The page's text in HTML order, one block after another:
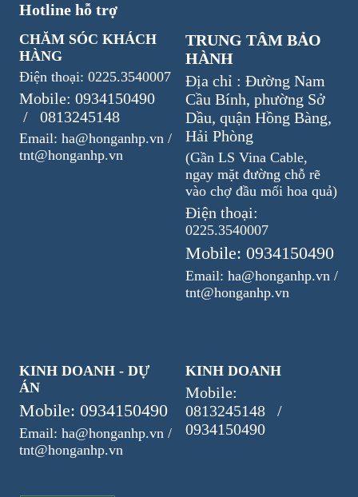
Hotline hỗ trợ
CHĂM SÓC KHÁCH
HÀNG
Điện thoại: 0225.3540007
Mobile: 0934150490
/ 0813245148
Email: ha@honganhp.vn /
tnt@honganhp.vn
TRUNG TÂM BẢO
HÀNH
Địa chỉ : Đường Nam
Cầu Bính, phường Sở
Dầu, quận Hồng Bàng,
Hải Phòng
(Gần LS Vina Cable,
ngay mặt đường chỗ rẽ
vào chợ đầu mối hoa quả)
Điện thoại:
0225.3540007
Mobile: 0934150490
Email: ha@honganhp.vn /
tnt@honganhp.vn
KINH DOANH - DỰ
ÁN
Mobile: 0934150490
Email: ha@honganhp.vn /
tnt@honganhp.vn
KINH DOANH
Mobile:
0813245148 /
0934150490